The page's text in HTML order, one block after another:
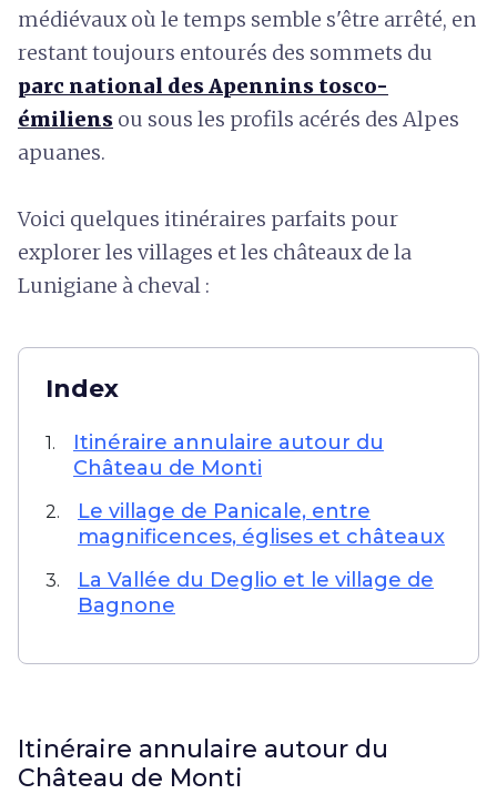
médiévaux où le temps semble s'être arrêté, en
restant toujours entourés des sommets du
parc national des Apennins tosco-
émiliens ou sous les profils acérés des Alpes
apuanes.
Voici quelques itinéraires parfaits pour
explorer les villages et les châteaux de la
Lunigiane à cheval :
Index
1.
Itinéraire annulaire autour du
Château de Monti
2.
Le village de Panicale, entre
magnificences, églises et châteaux
3.
La Vallée du Deglio et le village de
Bagnone
Itinéraire annulaire autour du
Château de Monti